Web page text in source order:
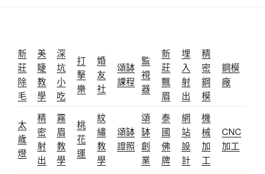
新
莊
除
毛
美
睫
教
學
深
坑
小
吃
打
擊
樂
婚
友
社
頌缽
課程
監
視
器
新
莊
飄
眉
埋
入
射
出
精
密
鋼
模
鋼模
廠
太
歲
燈
精
密
射
出
霧
眉
教
學
桃
花
運
紋
繡
教
學
頌缽
證照
頌
缽
創
業
泰
國
佛
牌
網
站
設
計
機
械
加
工
CNC
加工